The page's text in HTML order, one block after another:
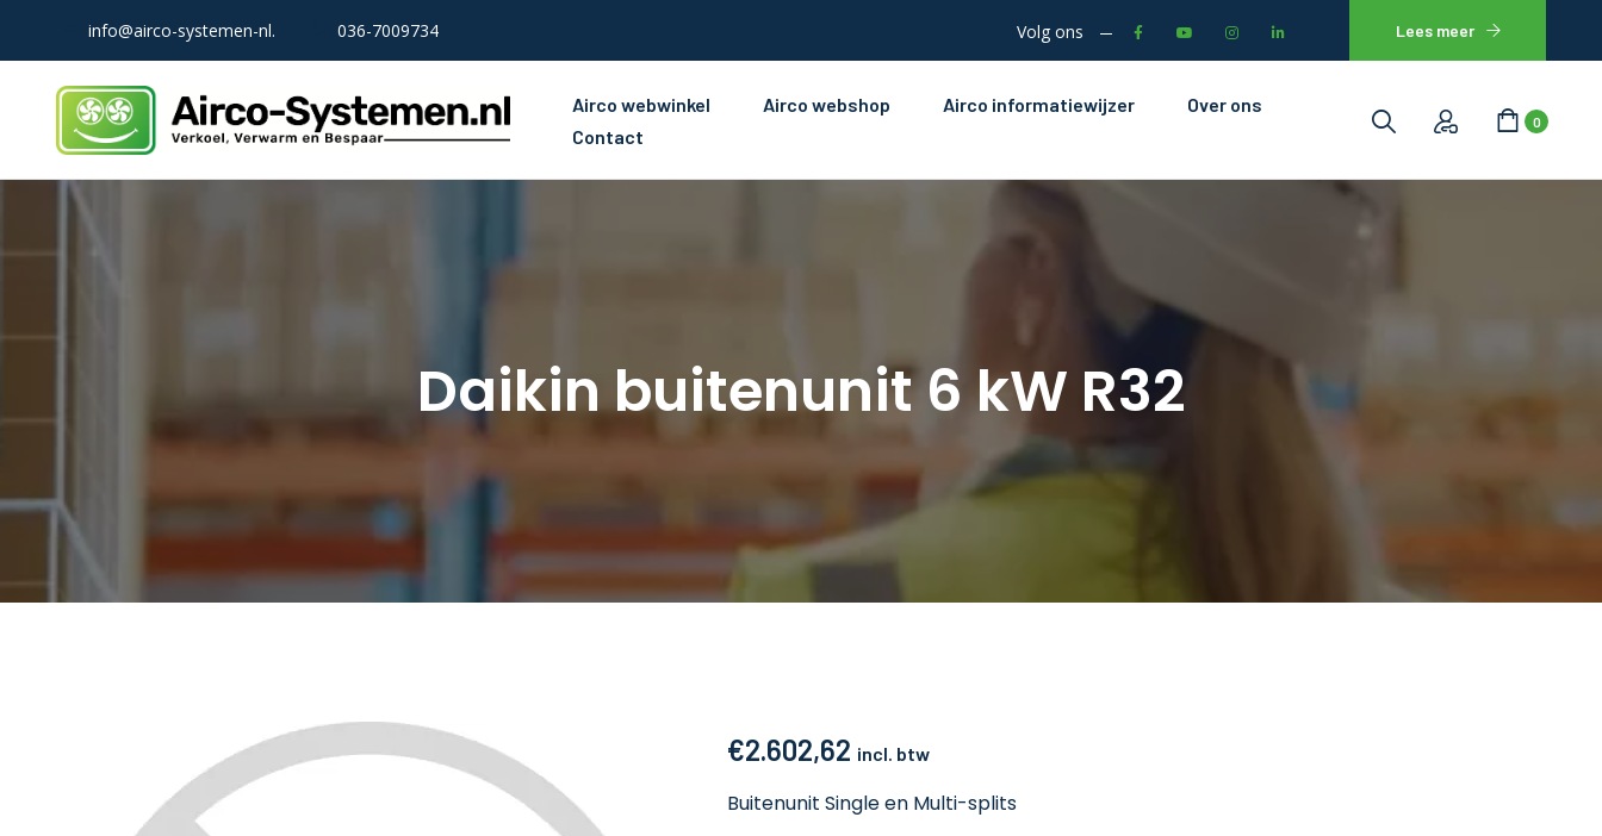
info@airco-systemen-nl. 036-7009734 Volg ons Lees meer
Airco webwinkel Airco webshop Airco informatiewijzer
Over ons
Contact
0
Daikin buitenunit 6 kW R32
€2.602,62 incl. btw
Buitenunit Single en Multi-splits